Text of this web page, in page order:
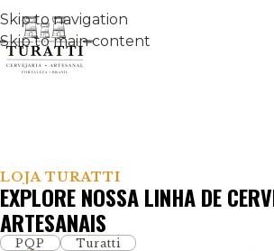
Skip to navigation
Skip to main content
LOJA TURATTI
EXPLORE NOSSA LINHA DE
ARTESANAIS
PQP Turatti